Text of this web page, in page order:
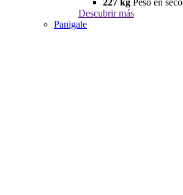
Descubrir más
Panigale